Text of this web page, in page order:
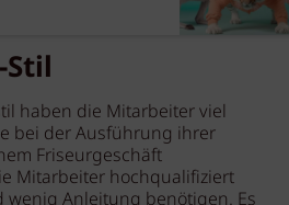
haben die Mitarbeiter viel
bei der Ausführung ihrer
Friseurgeschäft
Mitarbeiter hochqualifiziert